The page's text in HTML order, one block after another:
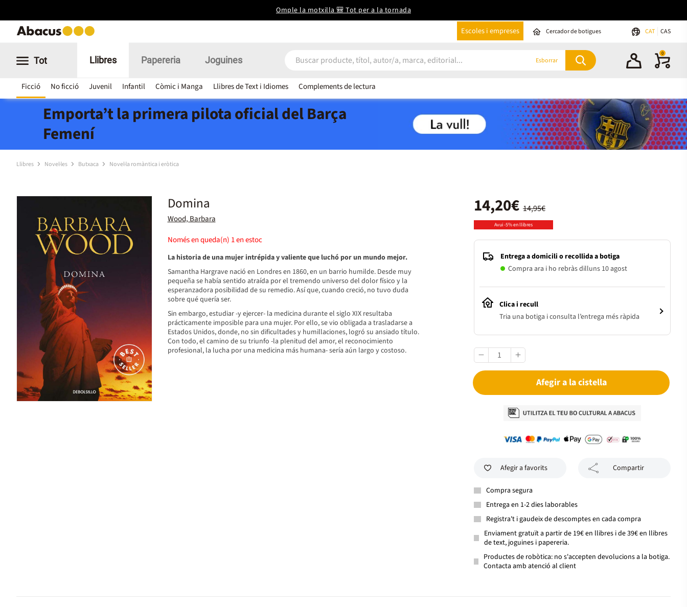
Omple la motxilla 🎒 Tot per a la tornada
Escoles i empreses Cercador de botigues CAT CAS
Tot Llibres
Ficció No ficció Juvenil Infantil Còmic i Manga Llibres de Text i Idiomes Complements de lectura
Papereria Joguines Esborrar
0
Emporta’t la primera pilota oficial del Barça
Femení
Llibres Novel·les Butxaca Novel·la romàntica i eròtica
Domina
Wood, Barbara
Només en queda(n) 1en estoc
La historia de una mujer intrépida y valiente que luchó por un mundo mejor.
Samantha Hargrave nació en Londres en 1860, en un barrio humilde. Desde muy
pequeña se había sentido atraída por el tremendo universo del dolor físico y la
esperanzadora posibilidad de su remedio. Así que, cuando creció, no tuvo duda
sobre qué quería ser.
Sin embargo, estudiar -y ejercer- la medicina durante el siglo XIX resultaba
prácticamente imposible para una mujer. Por ello, se vio obligada a trasladarse a
Estados Unidos, donde, no sin dificultades y humillaciones, logró su ansiado título.
Con todo, el camino de su triunfo -la plenitud del amor, el reconocimiento
profesional, la lucha por una medicina más humana- sería aún largo y costoso.
14,95€
14,20€
Avui -5% en llibres
Entrega a domicili o recollida a botiga
Compra ara i ho rebràs dilluns 10 agost
Clica i recull
Tria una botiga i consulta l’entrega més ràpida
Afegir a la cistella
Afegir a favorits Compartir
Compra segura
Entrega en 1-2 dies laborables
Registra't i gaudeix de descomptes en cada compra
Enviament gratuït a partir de 19€ en llibres i de 39€ en llibres
de text, joguines i papereria.
Productes de robòtica: no s'accepten devolucions a la botiga.
Contacta amb atenció al client